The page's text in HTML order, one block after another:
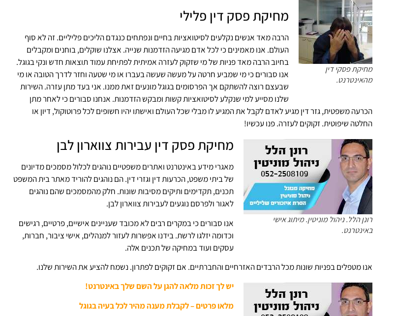
מחיקת פסקי דין
מהאינטרנט.
מחיקת פסק דין פלילי
הרבה מאד אנשים נקלעים לסיטואציות בחיים ונפתחים כנגדם הליכים פליליים. זה לא סוף
העולם. אנו מאמינים כי לכל אדם מגיעה הזדמנות שנייה. אצלנו שוקלים, בוחנים ומקבלים
בחיוב הרבה מאד פניות של מי שזקוק לעזרה אמיתית לפתיחת עמוד תוצאות חדש ונקי בגוגל.
אנו סבורים כי מי שמביע חרטה על מעשה שעשה בעברו או מי שטעה וחזר לדרך הטובה או מי
שבעצם רוצה להשתקם אך הפרסומים בגוגל מונעים זאת ממנו. אני בעד מתן עזרה. השירות
שלנו מסייע למי שנקלע לסיטואציות קשות ומבקש הזדמנות. אנחנו סבורים כי לאחר מתן
הכרעה משפטית, גזר דין מגיע לאדם לקבל את המגיע לו מבלי שכל העולם ואישתו יהיו חשופים לכל פרוטוקול, דיון או
החלטה שיפוטית. זקוקים לעזרה. פנו עכשיו!
רונן הלל. ניהול מוניטין. מיתוג אישי
באינטרנט.
מחיקת פסק דין עבירות צווארון לבן
מאגרי מידע באינטרנט ואתרים משפטיים נוהגים לכלול מסמכים מדיונים
של ביתי משפט, הכרעות דין וגזרי דין. הם נוהגים להוריד מאתר בית המשפט
תכנים, תקדימים ותיקים מסיבות שונות. חלק מהמסמכים שהם נוהגים
לאגור ולפרסם נוגעים לעבירות צווארון לבן.
אנו סבורים כי במקרים רבים לא מכובד שעניינים אישיים, פרטיים, רגישים
וכדומה יזלגו לרשת. בידנו אפשרות לעזור למנהלים, אישי ציבור, חברות,
עסקים ועוד במחיקה של תכנים אלה.
אנו מטפלים בפניות שונות מכל הרבדים האזרחיים והחברתיים. אם זקוקים לפתרון. נשמח להציע את השירות שלנו.
יש לך זכות מלאה להגן על השם שלך באינטרנט!
מלאו פרטים – לקבלת מענה מהיר לכל בעיה בגוגל